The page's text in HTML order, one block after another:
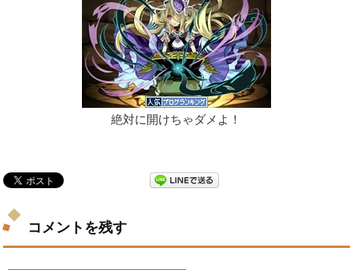
絶対に開けちゃダメよ！
コメントを残す